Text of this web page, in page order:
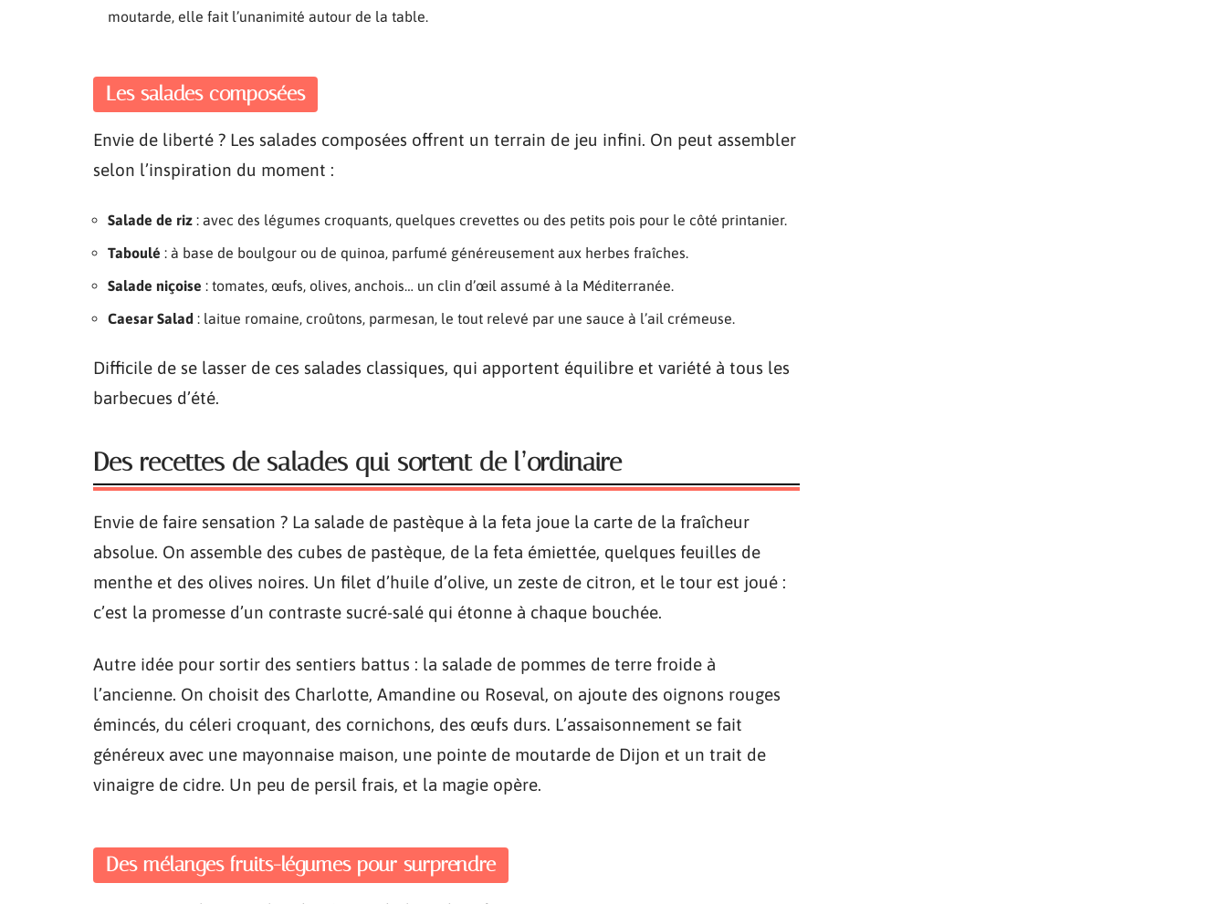
moutarde, elle fait l’unanimité autour de la table.
Les salades composées
Envie de liberté ? Les salades composées offrent un terrain de jeu infini. On peut assembler
selon l’inspiration du moment :
Salade de riz : avec des légumes croquants, quelques crevettes ou des petits pois pour le côté printanier.
Taboulé : à base de boulgour ou de quinoa, parfumé généreusement aux herbes fraîches.
Salade niçoise : tomates, œufs, olives, anchois… un clin d’œil assumé à la Méditerranée.
Caesar Salad : laitue romaine, croûtons, parmesan, le tout relevé par une sauce à l’ail crémeuse.
Difficile de se lasser de ces salades classiques, qui apportent équilibre et variété à tous les
barbecues d’été.
Des recettes de salades qui sortent de l’ordinaire
Envie de faire sensation ? La salade de pastèque à la feta joue la carte de la fraîcheur
absolue. On assemble des cubes de pastèque, de la feta émiettée, quelques feuilles de
menthe et des olives noires. Un filet d’huile d’olive, un zeste de citron, et le tour est joué :
c’est la promesse d’un contraste sucré-salé qui étonne à chaque bouchée.
Autre idée pour sortir des sentiers battus : la salade de pommes de terre froide à
l’ancienne. On choisit des Charlotte, Amandine ou Roseval, on ajoute des oignons rouges
émincés, du céleri croquant, des cornichons, des œufs durs. L’assaisonnement se fait
généreux avec une mayonnaise maison, une pointe de moutarde de Dijon et un trait de
vinaigre de cidre. Un peu de persil frais, et la magie opère.
Des mélanges fruits-légumes pour surprendre